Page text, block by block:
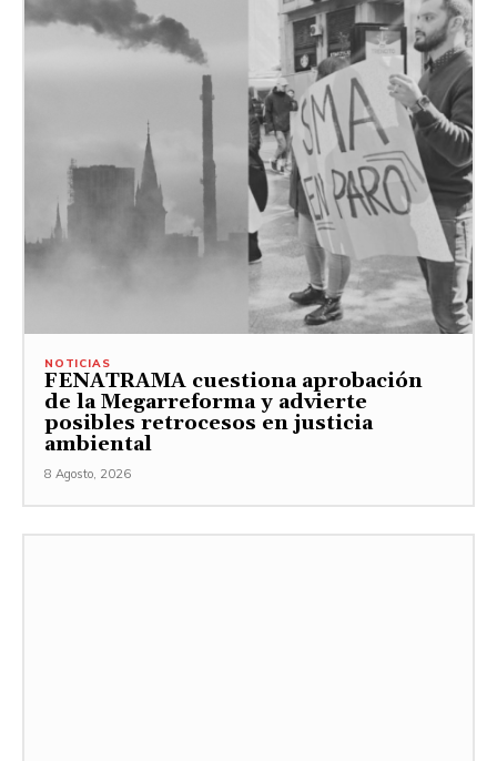
NOTICIAS
FENATRAMA cuestiona aprobación
de la Megarreforma y advierte
posibles retrocesos en justicia
ambiental
8 Agosto, 2026